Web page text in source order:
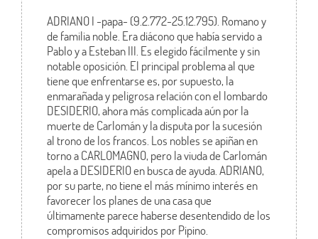
ADRIANO I -papa- (9.2.772-25.12.795). Romano y
de familia noble. Era diácono que había servido a
Pablo y a Esteban III. Es elegido fácilmente y sin
notable oposición. El principal problema al que
tiene que enfrentarse es, por supuesto, la
enmarañada y peligrosa relación con el lombardo
DESIDERIO, ahora más complicada aún por la
muerte de Carlomán y la disputa por la sucesión
al trono de los francos. Los nobles se apiñan en
torno a CARLOMAGNO, pero la viuda de Carlomán
apela a DESIDERIO en busca de ayuda. ADRIANO,
por su parte, no tiene el más mínimo interés en
favorecer los planes de una casa que
últimamente parece haberse desentendido de los
compromisos adquiridos por Pipino.